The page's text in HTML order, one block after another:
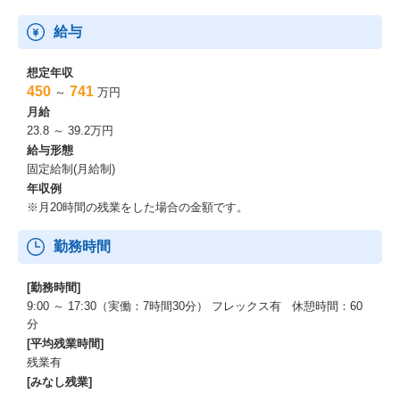
給与
想定年収
450 ～ 741 万円
月給
23.8 ～ 39.2万円
給与形態
固定給制(月給制)
年収例
※月20時間の残業をした場合の金額です。
勤務時間
[勤務時間]
9:00 ～ 17:30（実働：7時間30分） フレックス有 休憩時間：60
分
[平均残業時間]
残業有
[みなし残業]